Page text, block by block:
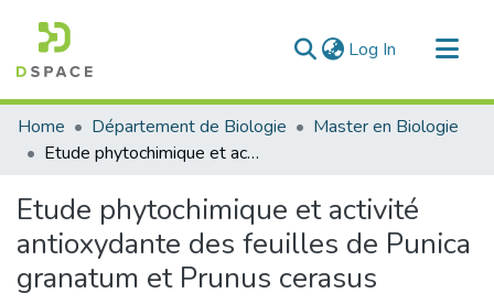
Log In (current)
Communities & Collections
All of DSpace
Home Département de Biologie
Master en Biologie
Etude phytochimique et activité antioxydante des feuilles de Punica granatum et Prunus cerasus
Etude phytochimique et activité
antioxydante des feuilles de Punica
granatum et Prunus cerasus